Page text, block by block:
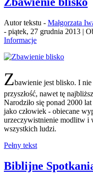
Autor tekstu - Małgorzata
- piątek, 27 grudnia 2013 |
Informacje
Zbawienie jest blisko. I
przyszłość, nawet tę
Narodziło się ponad 2000
jako człowiek - obiecane
urzeczywistnienie modlitw i
wszystkich ludzi.
Pełny tekst
Biblijne